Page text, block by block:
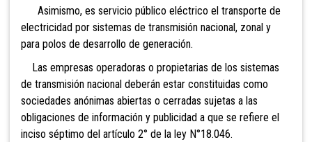
Asimismo, es servicio público eléctrico el transporte de
electricidad por sistemas de transmisión nacional, zonal y
para polos de desarrollo de generación.
Las empresas operadoras o propietarias de los sistemas
de transmisión nacional deberán estar constituidas como
sociedades anónimas abiertas o cerradas sujetas a las
obligaciones de información y publicidad a que se refiere el
inciso séptimo del artículo 2° de la ley N°18.046.